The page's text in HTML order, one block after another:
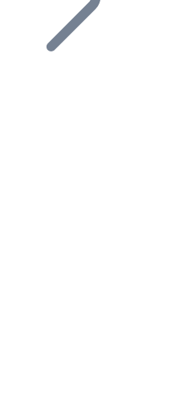
ecosistema.
ecosistema.